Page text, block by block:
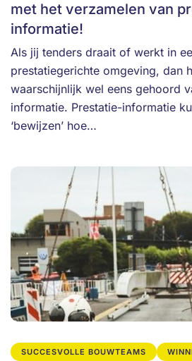
met het verzamelen van
informatie!
Als jij tenders draait of werkt in
prestatiegerichte omgeving, dan
waarschijnlijk wel eens gehoord
informatie. Prestatie-informatie
‘bewijzen’ hoe…
SUCCESVOLLE BOUWTEAMS